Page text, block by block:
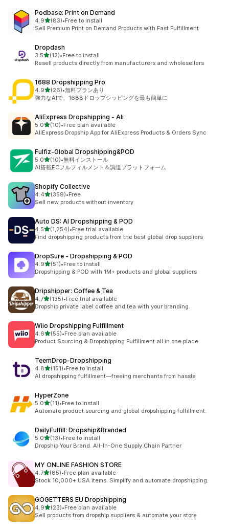
Podbase: Print on Demand
4.95つ星中
(83)
合計レビュー数：83件
•Free to install
Sell Premium Print on Demand Products with Fast Fulfillment
Dropdash
3.55つ星中
(12)
合計レビュー数：12件
•Free to install
Resell products directly from manufacturers and wholesellers
1688 Dropshipping Pro
4.95つ星中
(26)
合計レビュー数：26件
•無料プランあり
強力なAIで、1688ドロップシッピングを最も簡単に
AliExpress Dropshipping ‑ Ali
5.05つ星中
(10)
合計レビュー数：10件
•Free plan available
AliExpress Dropship App for AliExpress Products & Orders Sync
Fulfiz‑Global Dropshipping&POD
5.05つ星中
(10)
合計レビュー数：10件
•無料インストール
AI搭載ECフルフィルメント＆調達プラットフォーム
Shopify Collective
4.45つ星中
(359)
合計レビュー数：359件
•Free
Sell new products without inventory
Auto DS: AI Dropshipping & POD
4.55つ星中
(1,254)
合計レビュー数：1254件
•Free trial available
Find dropshipping products from the best global drop suppliers
DropSure ‑ Dropshipping & POD
4.95つ星中
(51)
合計レビュー数：51件
•Free to install
Dropshipping & POD with 1M+ products and global suppliers
Dripshipper: Coffee & Tea
4.75つ星中
(135)
合計レビュー数：135件
•Free trial available
Dropship private label coffee and tea with your branding.
Wiio Dropshipping Fulfillment
4.65つ星中
(55)
合計レビュー数：55件
•Free plan available
Product Sourcing & Dropshipping Fulfillment all in one place
TeemDrop‑Dropshipping
4.85つ星中
(151)
合計レビュー数：151件
•Free to install
AI dropshipping fulfillment—freeing merchants from hassle
HyperZone
5.05つ星中
(11)
合計レビュー数：11件
•Free to install
Automate product sourcing and global dropshipping fulfillment.
DailyFulfill: Dropship&Branded
5.05つ星中
(13)
合計レビュー数：13件
•Free to install
Dropship Your Brand. All-In-One Supply Chain Partner
MY ONLINE FASHION STORE
4.75つ星中
(85)
合計レビュー数：85件
•Free plan available
Stock 10,000+ USA items. Simplify and automate dropshipping.
GOGETTERS EU Dropshipping
4.95つ星中
(23)
合計レビュー数：23件
•Free plan available
Sell products from dropship suppliers & automate your store